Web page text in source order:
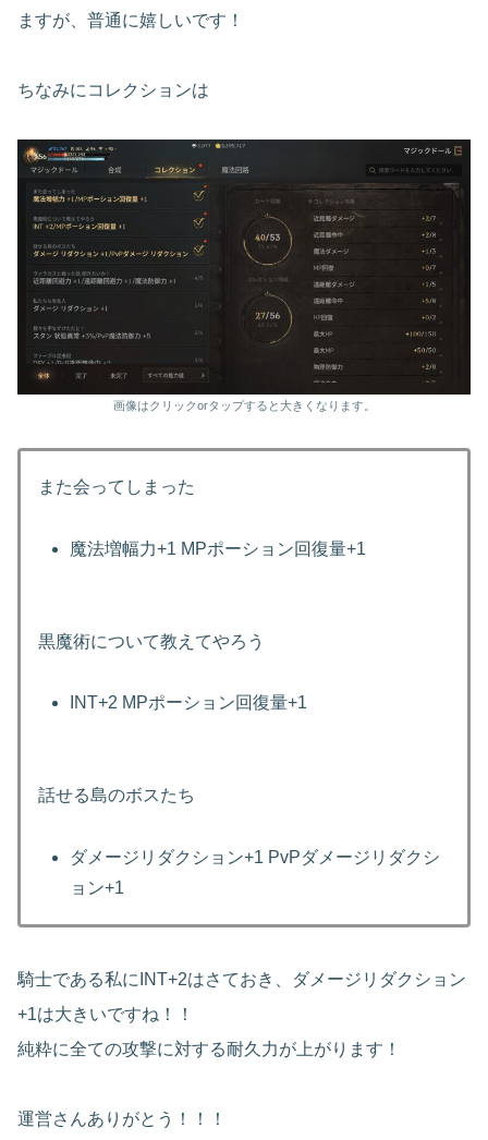
ますが、普通に嬉しいです！
ちなみにコレクションは
画像はクリックorタップすると大きくなります。
また会ってしまった
魔法増幅力+1 MPポーション回復量+1
黒魔術について教えてやろう
INT+2 MPポーション回復量+1
話せる島のボスたち
ダメージリダクション+1 PvPダメージリダクシ
ョン+1
騎士である私にINT+2はさておき、ダメージリダクション
+1は大きいですね！！
純粋に全ての攻撃に対する耐久力が上がります！
運営さんありがとう！！！